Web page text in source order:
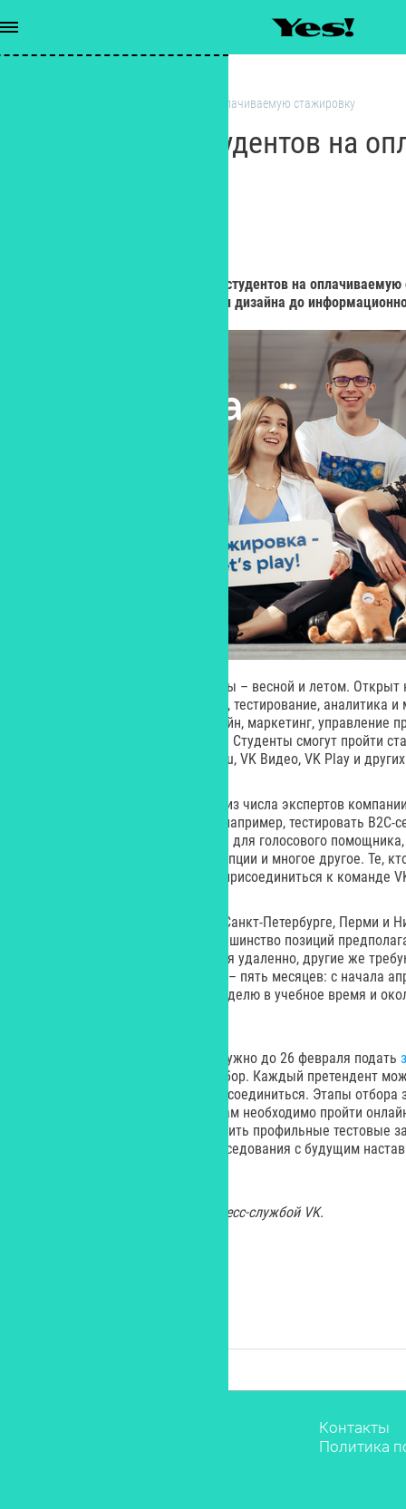
VK набирает студентов на оплачиваемую стажировку
VK набирает студентов на
25 января VK объявил о наборе студентов на
направлениям – от разработки и дизайна до
Стажировка пройдет в две волны – весной и летом. Открыт
(фронтенд- и бэкенд-разработка, тестирование, аналитика
смежным специальностям: дизайн, маркетинг, управление
безопасность и игровой контент. Студенты смогут пройти
ВКонтакте, Маруси, Почты Mail.ru, VK Видео, VK Play и
Под руководством наставников из числа экспертов
реальные задачи проектов VK: например, тестировать
компьютерного зрения и навыки для голосового
придумывать креативные концепции и многое другое. Те,
образом, получат возможность присоединиться к команде
Стажировки пройдут в Москве, Санкт-Петербурге, Перми и
график зависят от проекта: большинство позиций
некоторых можно стажироваться удаленно, другие же
Продолжительность программы – пять месяцев: с начала
будет занимать от 20 часов в неделю в учебное время и
Чтобы попасть на стажировку, нужно до 26 февраля подать
несколько позиций) и пройти отбор. Каждый претендент
команду, к которой он хочет присоединиться. Этапы отбора
большинстве случаев кандидатам необходимо пройти
видеоинтервью, а также выполнить профильные тестовые
отборочным этапом станут собеседования с будущим
Изображения предоставлены пресс-службой VK.
Контакты
Политика